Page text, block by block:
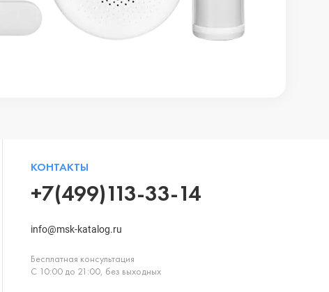
КОНТАКТЫ
+7(499)113-33-14
info@msk-katalog.ru
Бесплатная консультация
С 10:00 до 21:00, без выходных